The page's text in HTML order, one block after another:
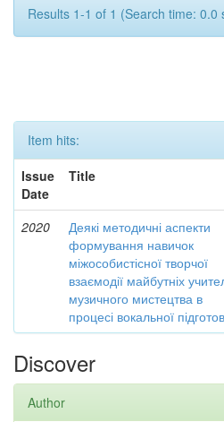
Results 1-1 of 1 (Search time: 0.0
Item hits:
Issue
Date
Title
2020
Деякі методичні аспекти
формування навичок
міжособистісної творчої
взаємодії майбутніх
музичного мистецтва в
процесі вокальної
Discover
Author